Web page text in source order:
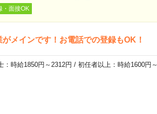
・面接OK
メインです！お電話での登録もOK！
時給1850円～2312円 / 初任者以上：時給1600円～